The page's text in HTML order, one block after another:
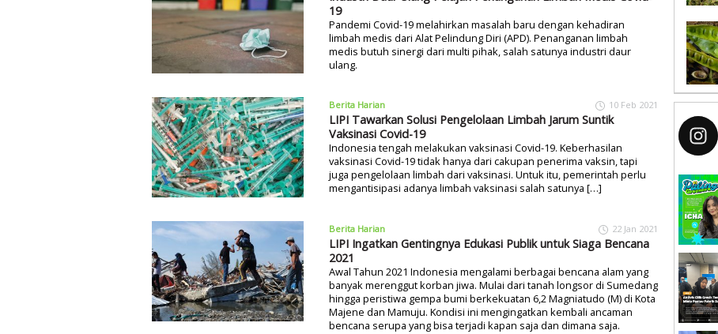
19
Pandemi Covid-19 melahirkan masalah baru dengan kehadiran
limbah medis dari Alat Pelindung Diri (APD). Penanganan limbah
medis butuh sinergi dari multi pihak, salah satunya industri daur
ulang.
Berita Harian 10 Feb 2021
LIPI Tawarkan Solusi Pengelolaan Limbah Jarum Suntik
Vaksinasi Covid-19
Indonesia tengah melakukan vaksinasi Covid-19. Keberhasilan
vaksinasi Covid-19 tidak hanya dari cakupan penerima vaksin, tapi
juga pengelolaan limbah dari vaksinasi. Untuk itu, pemerintah perlu
mengantisipasi adanya limbah vaksinasi salah satunya […]
Berita Harian 22 Jan 2021
LIPI Ingatkan Gentingnya Edukasi Publik untuk Siaga Bencana
2021
Awal Tahun 2021 Indonesia mengalami berbagai bencana alam yang
banyak merenggut korban jiwa. Mulai dari tanah longsor di Sumedang
hingga peristiwa gempa bumi berkekuatan 6,2 Magniatudo (M) di Kota
Majene dan Mamuju. Kondisi ini mengingatkan kembali ancaman
bencana serupa yang bisa terjadi kapan saja dan dimana saja.